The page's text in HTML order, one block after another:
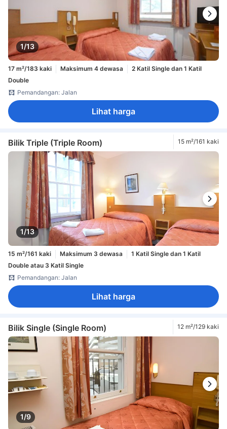
1/13
17 m²/183 kaki Maksimum 4 dewasa
2 Katil Single dan 1 Katil
Double
Pemandangan: Jalan
Lihat harga
Bilik Triple (Triple Room) 15 m²/161 kaki
1/13
15 m²/161 kaki Maksimum 3 dewasa
1 Katil Single dan 1 Katil
Double atau 3 Katil Single
Pemandangan: Jalan
Lihat harga
Bilik Single (Single Room) 12 m²/129 kaki
1/9